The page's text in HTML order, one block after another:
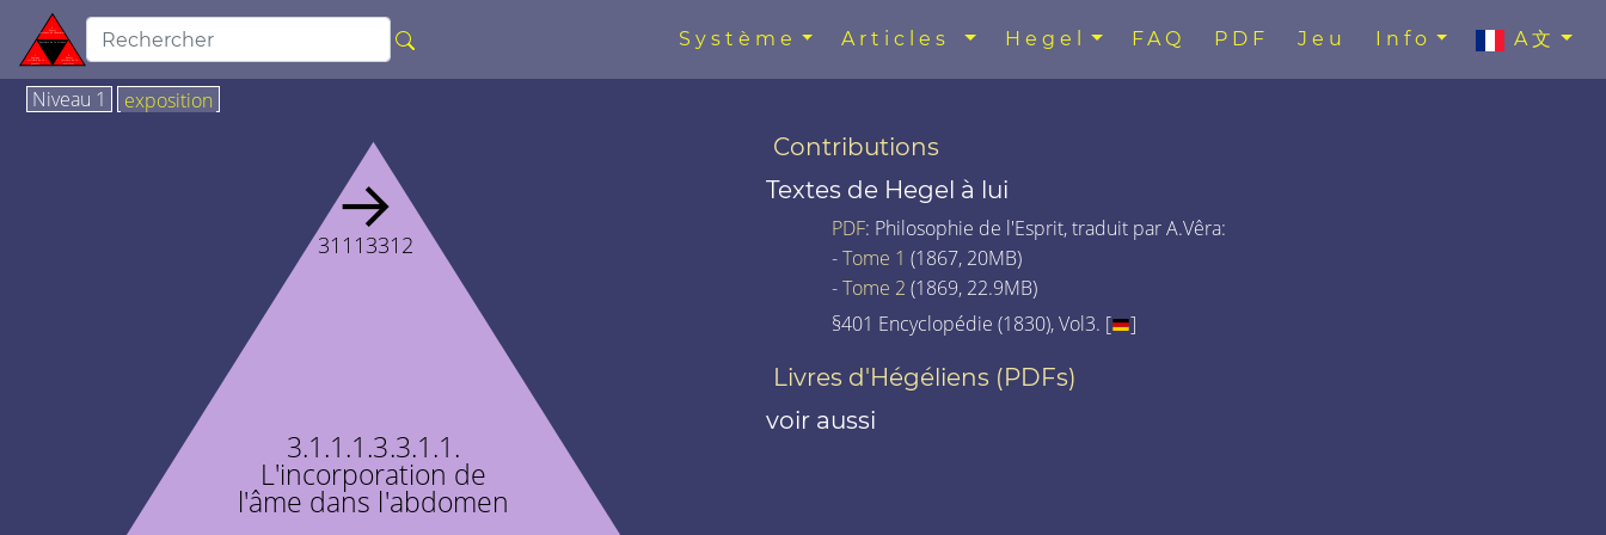
Système Articles Hegel FAQ PDF Jeu Info A文
Niveau 1 exposition
3.1.1.1.3.3.1.1.
L'incorporation de
l'âme dans l'abdomen
→
31113312
Contributions
Textes de Hegel à lui
PDF: Philosophie de l'Esprit, traduit par A.Vêra:
-Tome 1 (1867, 20MB)
-Tome 2 (1869, 22.9MB)
§401 Encyclopédie (1830), Vol3. [
]
Livres d'Hégéliens (PDFs)
voir aussi